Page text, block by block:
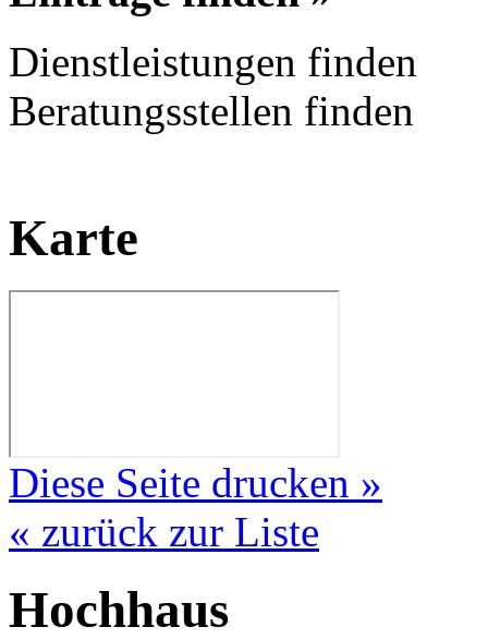
Dienstleistungen finden
Beratungsstellen finden
Karte
Diese Seite drucken »
« zurück zur Liste
Hochhaus